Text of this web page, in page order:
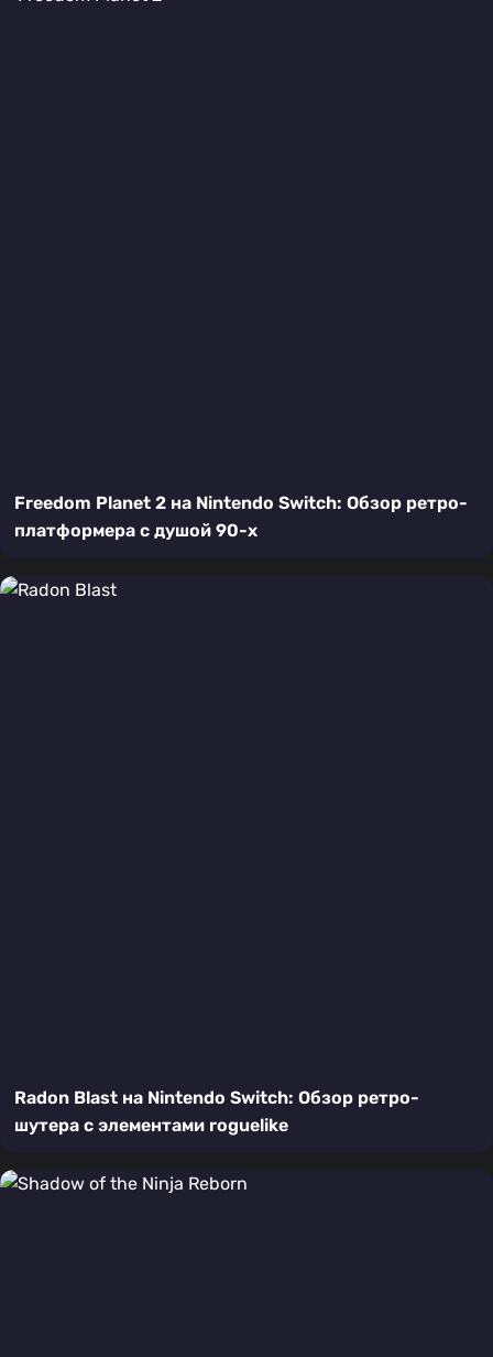
Freedom Planet 2 на Nintendo Switch: Обзор ретро-
платформера с душой 90-х
Radon Blast на Nintendo Switch: Обзор ретро-
шутера с элементами roguelike